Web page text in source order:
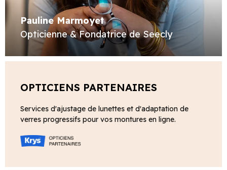
Pauline Marmoyet
Opticienne & Fondatrice de Seecly
OPTICIENS PARTENAIRES
Services d'ajustage de lunettes et d'adaptation de
verres progressifs pour vos montures en ligne.